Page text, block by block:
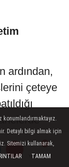
Yorumlar
Yorumlar
Yorumlar
ardından,
çeteye
işsiz
Detaylı bilgi almak için
Sitemizi kullanarak,
TAMAM